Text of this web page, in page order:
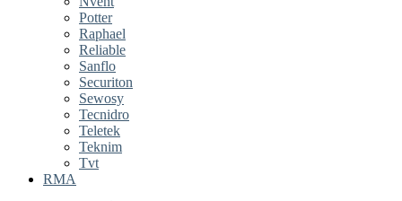
Potter
Raphael
Reliable
Sanflo
Securiton
Sewosy
Tecnidro
Teletek
Teknim
Tvt
RMA